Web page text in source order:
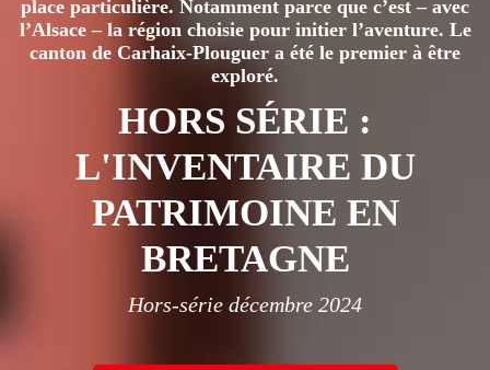
place particulière. Notamment parce que c’est – avec
l’Alsace – la région choisie pour initier l’aventure. Le
canton de Carhaix-Plouguer a été le premier à être
exploré.
HORS SÉRIE :
L'INVENTAIRE DU
PATRIMOINE EN
BRETAGNE
Hors-série décembre 2024